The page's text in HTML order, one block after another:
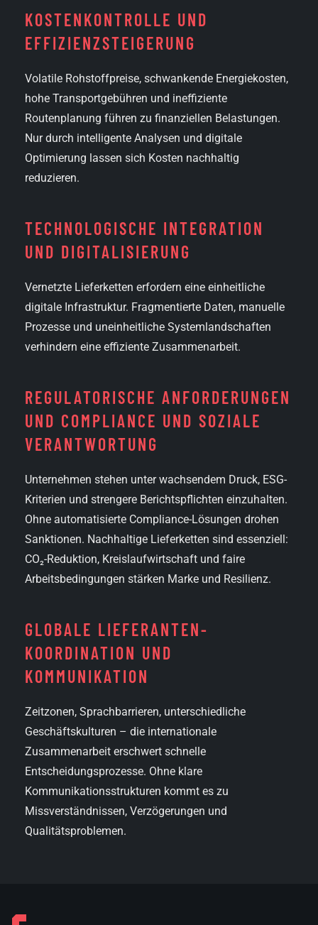
KOSTEN­KONTROLLE UND
EFFIZIENZ­STEIGERUNG
Volatile Rohstoffpreise, schwankende Energiekosten,
hohe Transportgebühren und ineffiziente
Routenplanung führen zu finanziellen Belastungen.
Nur durch intelligente Analysen und digitale
Optimierung lassen sich Kosten nachhaltig
reduzieren.
TECHNOLOGISCHE INTEGRATION
UND DIGITALISIERUNG
Vernetzte Lieferketten erfordern eine einheitliche
digitale Infrastruktur. Fragmentierte Daten, manuelle
Prozesse und uneinheitliche Systemlandschaften
verhindern eine effiziente Zusammenarbeit.
REGULATORISCHE ANFORDERUNGEN
UND COMPLIANCE UND SOZIALE
VERANTWORTUNG
Unternehmen stehen unter wachsendem Druck, ESG-
Kriterien und strengere Berichtspflichten einzuhalten.
Ohne automatisierte Compliance-Lösungen drohen
Sanktionen. Nachhaltige Lieferketten sind essenziell:
CO₂-Reduktion, Kreislaufwirtschaft und faire
Arbeitsbedingungen stärken Marke und Resilienz.
GLOBALE LIEFERANTEN­
KOORDINATION UND
KOMMUNIKATION
Zeitzonen, Sprachbarrieren, unterschiedliche
Geschäftskulturen – die internationale
Zusammenarbeit erschwert schnelle
Entscheidungsprozesse. Ohne klare
Kommunikationsstrukturen kommt es zu
Missverständnissen, Verzögerungen und
Qualitätsproblemen.